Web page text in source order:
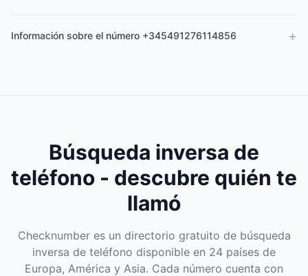
Información sobre el número +345491276114856 +
Búsqueda inversa de
teléfono - descubre quién te
llamó
Checknumber es un directorio gratuito de búsqueda
inversa de teléfono disponible en 24 países de
Europa, América y Asia. Cada número cuenta con